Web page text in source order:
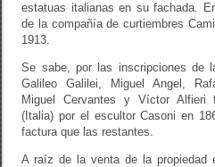
estatuas italianas en su fachada.
de la compañía de curtiembres
1913.
Se sabe, por las inscripciones de
Galileo Galilei, Miguel Angel,
Miguel Cervantes y Víctor Alfieri
(Italia) por el escultor Casoni en
factura que las restantes.
A raíz de la venta de la propiedad